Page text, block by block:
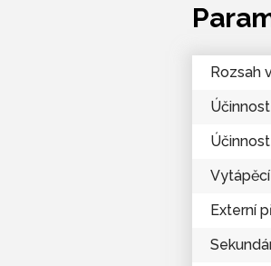
Rozsah
Účinnost
Externí